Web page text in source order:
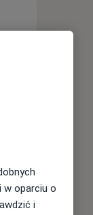
w oparciu o
i